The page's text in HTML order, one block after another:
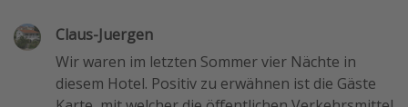
Claus-Juergen
Wir waren im letzten Sommer vier Nächte in
diesem Hotel. Positiv zu erwähnen ist die Gäste